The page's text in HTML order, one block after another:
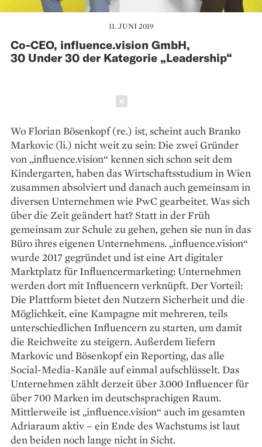
11. JUNI 2019
Co-CEO, influence.vision GmbH,
30 Under 30 der Kategorie „Leadership“
Wo Florian Bösenkopf (re.) ist, scheint auch Branko
Markovic (li.) nicht weit zu sein: Die zwei Gründer
von „influence.vision“ kennen sich schon seit dem
Kindergarten, haben das Wirtschaftsstudium in Wien
zusammen absolviert und danach auch gemeinsam in
diversen Unternehmen wie PwC gearbeitet. Was sich
über die Zeit geändert hat? Statt in der Früh
gemeinsam zur Schule zu gehen, gehen sie nun in das
Büro ihres eigenen Unternehmens. „influence.vision“
wurde 2017 gegründet und ist eine Art digitaler
Marktplatz für Influencermarketing: Unternehmen
werden dort mit Influencern verknüpft. Der Vorteil:
Die Plattform bietet den Nutzern Sicherheit und die
Möglichkeit, eine Kampagne mit mehreren, teils
unterschiedlichen Influencern zu starten, um damit
die Reichweite zu steigern. Außerdem liefern
Markovic und Bösenkopf ein Reporting, das alle
Social-Media-Kanäle auf einmal aufschlüsselt. Das
Unternehmen zählt derzeit über 3.000 Influencer für
über 700 Marken im deutschsprachigen Raum.
Mittlerweile ist „influence.vision“ auch im gesamten
Adriaraum aktiv – ein Ende des Wachstums ist laut
den beiden noch lange nicht in Sicht.